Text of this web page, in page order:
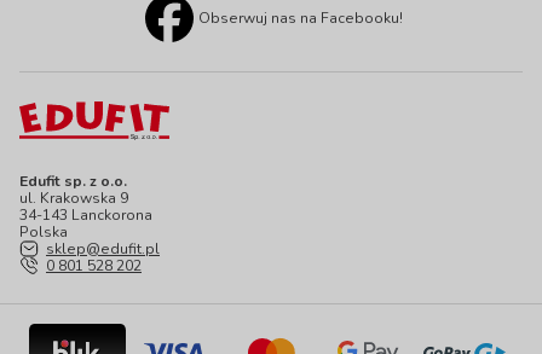
Edufit sp. z o.o.
ul. Krakowska 9
34-143 Lanckorona
Polska
sklep@edufit.pl
0 801 528 202
Obserwuj nas na Facebooku!